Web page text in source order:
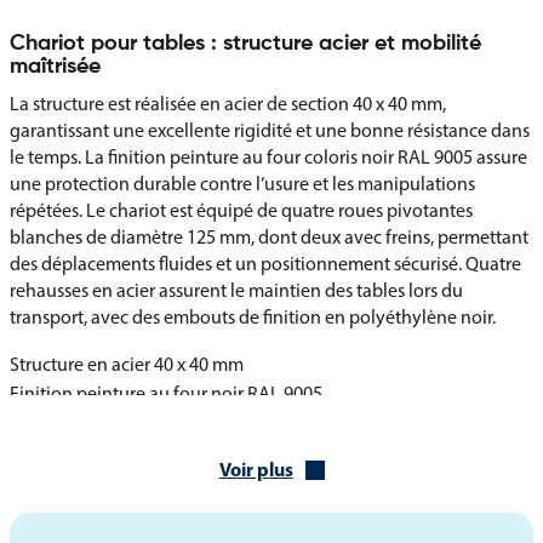
Chariot pour tables : structure acier et mobilité
maîtrisée
La structure est réalisée en acier de section 40 x 40 mm,
garantissant une excellente rigidité et une bonne résistance dans
le temps. La finition peinture au four coloris noir RAL 9005 assure
une protection durable contre l’usure et les manipulations
répétées. Le chariot est équipé de quatre roues pivotantes
blanches de diamètre 125 mm, dont deux avec freins, permettant
des déplacements fluides et un positionnement sécurisé. Quatre
rehausses en acier assurent le maintien des tables lors du
transport, avec des embouts de finition en polyéthylène noir.
Structure en acier 40 x 40 mm
Finition peinture au four noir RAL 9005
Embouts de finition en polyéthylène noir
Livré démonté
Voir plus